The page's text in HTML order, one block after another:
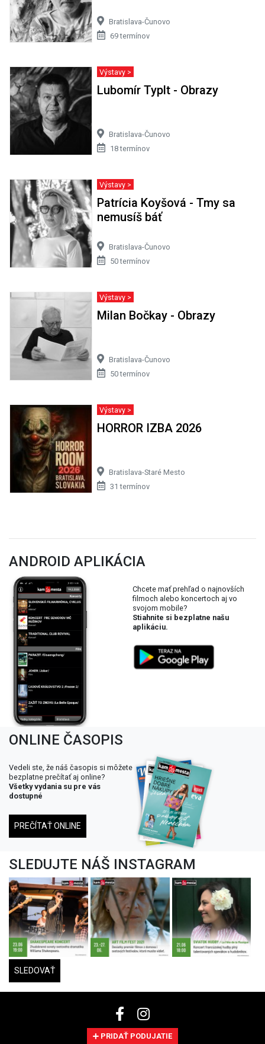
Bratislava-Čunovo
69 termínov
Výstavy >
Lubomír Typlt - Obrazy
Bratislava-Čunovo
18 termínov
Výstavy >
Patrícia Koyšová - Tmy sa
nemusíš báť
Bratislava-Čunovo
50 termínov
Výstavy >
Milan Bočkay - Obrazy
Bratislava-Čunovo
50 termínov
Výstavy >
HORROR IZBA 2026
Bratislava-Staré Mesto
31 termínov
ANDROID APLIKÁCIA
Chcete mať prehľad o najnovších
filmoch alebo koncertoch aj vo
svojom mobile?
Stiahnite si bezplatne našu
aplikáciu.
ONLINE ČASOPIS
Vedeli ste, že náš časopis si môžete
bezplatne prečítať aj online?
Všetky vydania su pre vás
dostupné
PREČÍTAŤ ONLINE
SLEDUJTE NÁŠ INSTAGRAM
SLEDOVAŤ
PRIDAŤ PODUJATIE